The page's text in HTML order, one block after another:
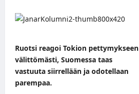
Ruotsi reagoi Tokion pettymykseen
välittömästi, Suomessa taas
vastuuta siirrellään ja odotellaan
parempaa.